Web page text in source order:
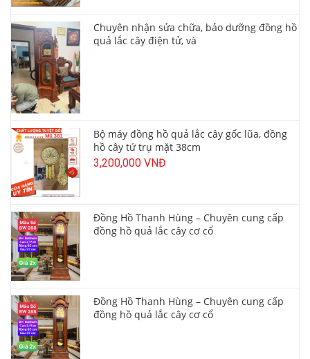
Chuyên nhận sửa chữa, bảo dưỡng đồng hồ
quả lắc cây điện tử, và
Bộ máy đồng hồ quả lắc cây gốc lũa, đồng
hồ cây tứ trụ mặt 38cm
3,200,000 VNĐ
Đồng Hồ Thanh Hùng – Chuyên cung cấp
đồng hồ quả lắc cây cơ cổ
Đồng Hồ Thanh Hùng – Chuyên cung cấp
đồng hồ quả lắc cây cơ cổ